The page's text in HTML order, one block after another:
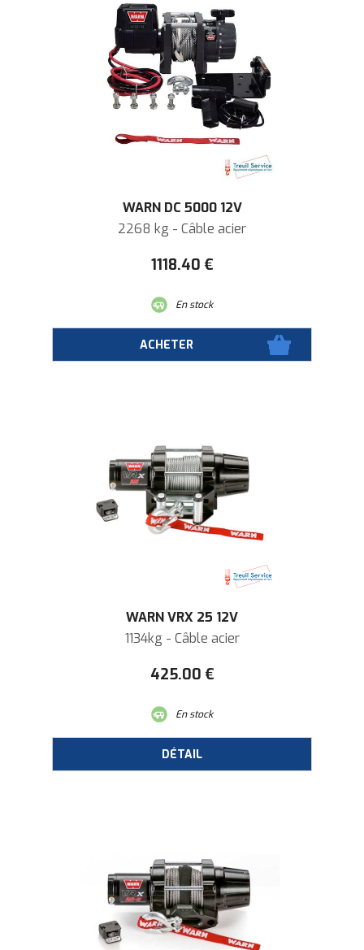
WARN DC 5000 12V
2268 kg - Câble acier
1118.40 €
En stock
WARN VRX 25 12V
1134kg - Câble acier
425.00 €
En stock